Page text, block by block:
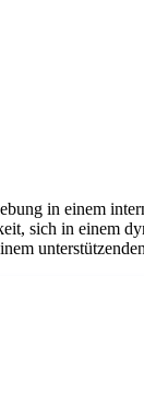
in einem
sich in einem